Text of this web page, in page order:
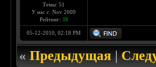
Темы: 51
У нас с: Nov 2009
Рейтинг: 38
05-12-2010, 02:18 PM
«Предыдущая|